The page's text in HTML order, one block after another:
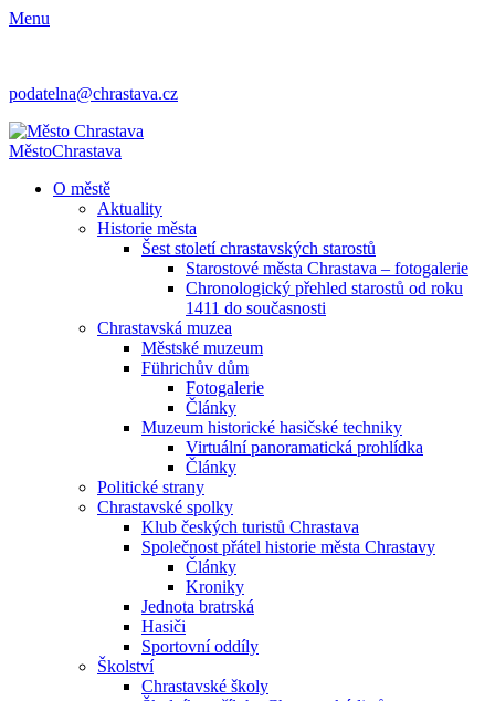
Menu
podatelna@chrastava.cz
MěstoChrastava
O městě
Aktuality
Historie města
Šest století chrastavských starostů
Starostové města Chrastava – fotogalerie
Chronologický přehled starostů od roku
1411 do současnosti
Chrastavská muzea
Městské muzeum
Führichův dům
Fotogalerie
Články
Muzeum historické hasičské techniky
Virtuální panoramatická prohlídka
Články
Politické strany
Chrastavské spolky
Klub českých turistů Chrastava
Společnost přátel historie města Chrastavy
Články
Kroniky
Jednota bratrská
Hasiči
Sportovní oddíly
Školství
Chrastavské školy